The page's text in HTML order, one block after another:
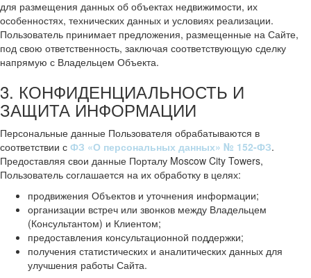
для размещения данных об объектах недвижимости, их
особенностях, технических данных и условиях реализации.
Пользователь принимает предложения, размещенные на Сайте,
под свою ответственность, заключая соответствующую сделку
напрямую с Владельцем Объекта.
3. КОНФИДЕНЦИАЛЬНОСТЬ И
ЗАЩИТА ИНФОРМАЦИИ
Персональные данные Пользователя обрабатываются в
соответствии с ФЗ «О персональных данных» № 152-ФЗ.
Предоставляя свои данные Порталу Moscow City Towers,
Пользователь соглашается на их обработку в целях:
продвижения Объектов и уточнения информации;
организации встреч или звонков между Владельцем
(Консультантом) и Клиентом;
предоставления консультационной поддержки;
получения статистических и аналитических данных для
улучшения работы Сайта.